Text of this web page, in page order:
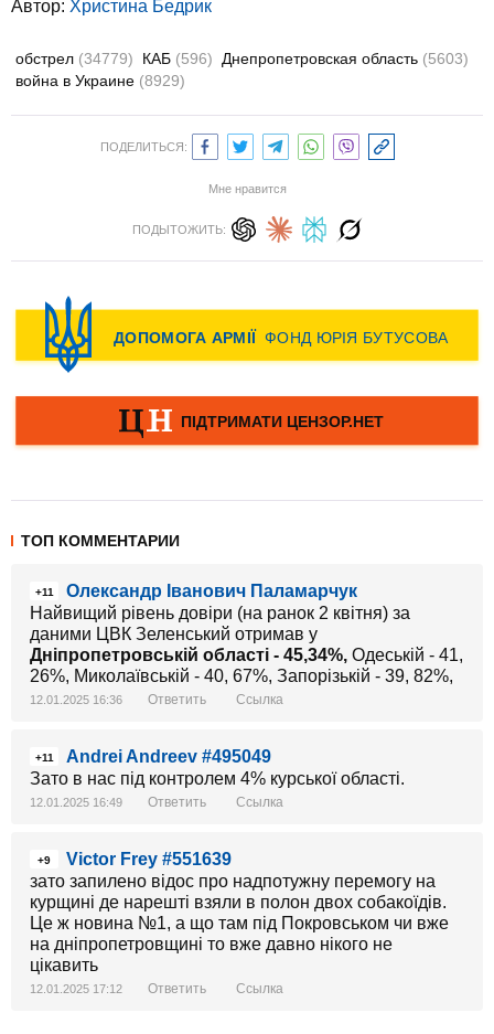
Автор: Христина Бедрик
обстрел (34779) КАБ (596) Днепропетровская область (5603)
война в Украине (8929)
ПОДЕЛИТЬСЯ:
Мне нравится
ПОДЫТОЖИТЬ:
ТОП КОММЕНТАРИИ
+11
Олександр Іванович Паламарчук
Найвищий рівень довіри (на ранок 2 квітня) за
даними ЦВК Зеленський отримав у
Дніпропетровській області - 45,34%, Одеській - 41,
26%, Миколаївській - 40, 67%, Запорізькій - 39, 82%,
12.01.2025 16:36 Ответить Ссылка
+11
Andrei Andreev #495049
Зато в нас під контролем 4% курської області.
12.01.2025 16:49 Ответить Ссылка
+9
Victor Frey #551639
зато запилено відос про надпотужну перемогу на
курщині де нарешті взяли в полон двох собакоїдів.
Це ж новина №1, а що там під Покровськом чи вже
на дніпропетровщині то вже давно нікого не
цікавить
12.01.2025 17:12 Ответить Ссылка